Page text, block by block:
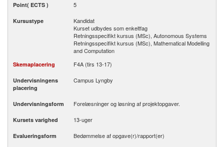
Point( ECTS ) 5
Kursustype
Kandidat
Kurset udbydes som enkeltfag
Retningsspecifikt kursus (MSc), Autonomous Systems
Retningsspecifikt kursus (MSc), Mathematical Modelling
and Computation
Skemaplacering F4A (tirs 13-17)
Undervisningens
placering
Campus Lyngby
Undervisningsform Forelæsninger og løsning af projektopgaver.
Kursets varighed 13-uger
Evalueringsform Bedømmelse af opgave(r)/rapport(er)